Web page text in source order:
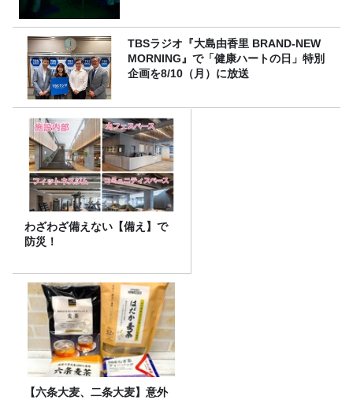
TBSラジオ『大島由香里 BRAND-NEW
MORNING』で「健康ハートの日」特別
企画を8/10（月）に放送
わざわざ備えない【備え】で
防災！
【六条大麦、二条大麦】意外